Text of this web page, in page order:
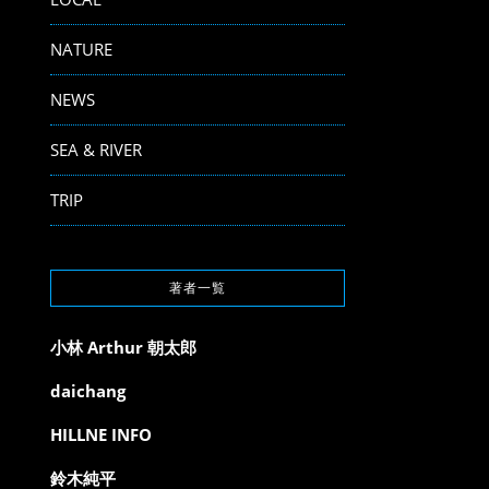
NATURE
NEWS
SEA & RIVER
TRIP
著者一覧
小林 Arthur 朝太郎
daichang
HILLNE INFO
鈴木純平